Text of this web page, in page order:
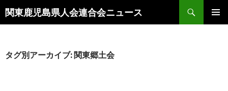
関東鹿児島県人会連合会ニュース
検
索
ン
タグ別アーカイブ: 関東郷土会